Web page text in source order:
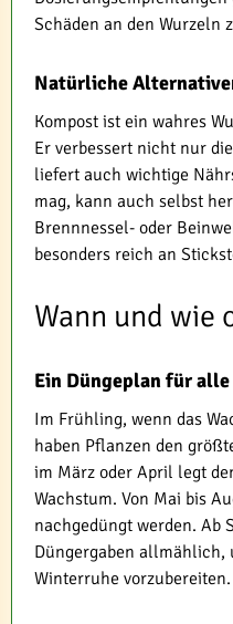
Schäden an den Wurzeln
Natürliche
Kompost ist ein wahres
Er verbessert nicht nur
liefert auch wichtige
mag, kann auch selbst
Brennnessel- oder
besonders reich an
Wann und wie
Ein Düngeplan für
Im Frühling, wenn das
haben Pflanzen den
im März oder April legt
Wachstum. Von Mai bis
nachgedüngt werden. Ab
Düngergaben allmählich,
Winterruhe vorzubereiten.